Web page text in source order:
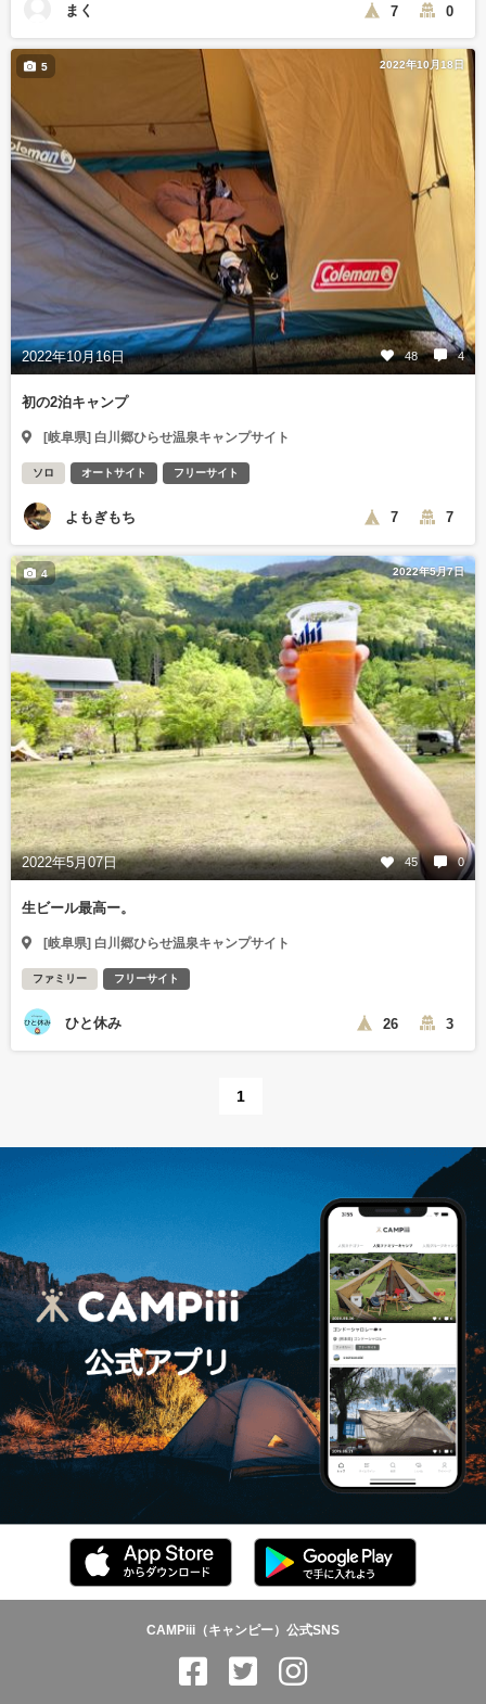
まく 7 0
2022年10月18日
2022年10月16日 48 4
5
初の2泊キャンプ
[岐阜県] 白川郷ひらせ温泉キャンプサイト
ソロ オートサイト フリーサイト
よもぎもち 7 7
2022年5月7日
2022年5月07日 45 0
4
生ビール最高ー。
[岐阜県] 白川郷ひらせ温泉キャンプサイト
ファミリー フリーサイト
ひと休み 26 3
1
CAMPiii（キャンピー）公式SNS